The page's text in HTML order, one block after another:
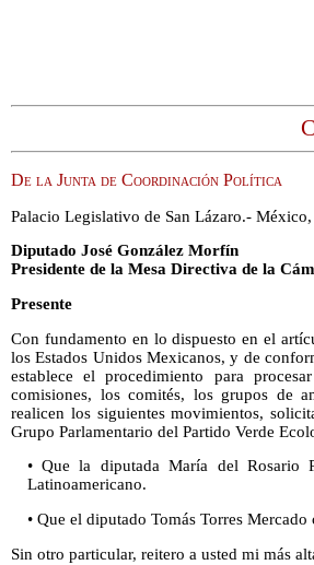
De la Junta de Coordinación Política
Palacio Legislativo de San Lázaro.-
Diputado José González Morfín
Presidente de la Mesa Directiva de la
Presente
Con fundamento en lo dispuesto en el
los Estados Unidos Mexicanos, y de
establece el procedimiento para
comisiones, los comités, los grupos de
realicen los siguientes movimientos,
Grupo Parlamentario del Partido Verde
• Que la diputada María del Rosario
Latinoamericano.
• Que el diputado Tomás Torres
Sin otro particular, reitero a usted mi más